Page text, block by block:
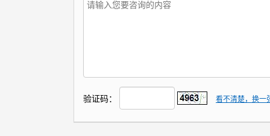
验证码： 看不清楚，换一